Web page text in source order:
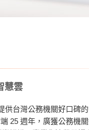
慧雲
供台灣公務機關好口碑
25 週年，廣獲公務機